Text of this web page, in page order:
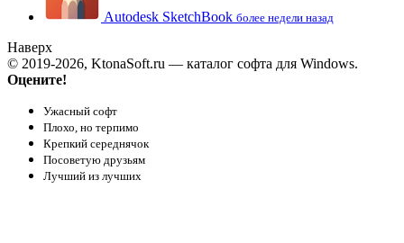
Autodesk SketchBook более недели назад
Наверх
© 2019-2026, KtonaSoft.ru — каталог софта для Windows.
Оцените!
Ужасный софт
Плохо, но терпимо
Крепкий середнячок
Посоветую друзьям
Лучший из лучших